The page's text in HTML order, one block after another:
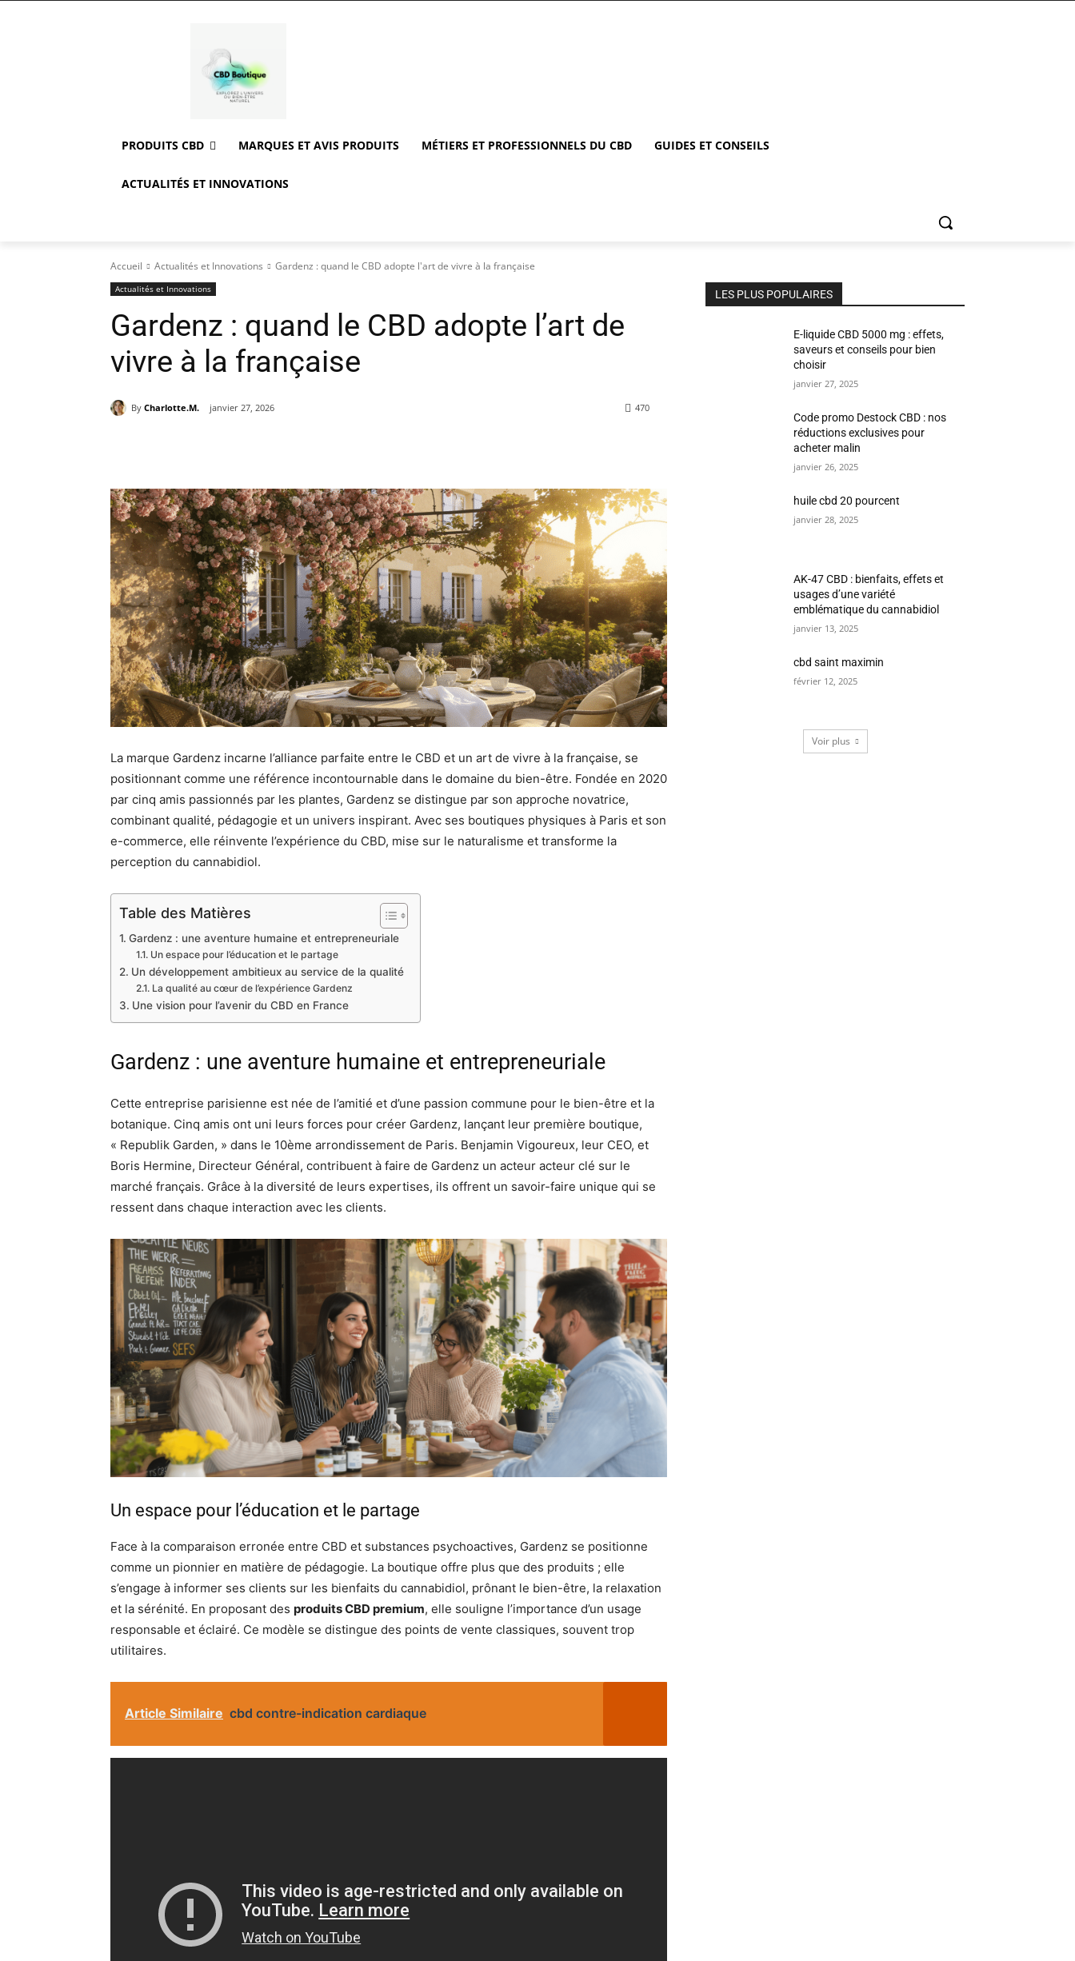
PRODUITS CBD MARQUES ET AVIS PRODUITS MÉTIERS ET PROFESSIONNELS DU CBD GUIDES ET CONSEILS
ACTUALITÉS ET INNOVATIONS
Accueil Actualités et Innovations Gardenz : quand le CBD adopte l'art de vivre à la française
Actualités et Innovations
Gardenz : quand le CBD adopte l’art de
vivre à la française
By Charlotte.M. janvier 27, 2026 470
La marque Gardenz incarne l’alliance parfaite entre le CBD et un art de vivre à la française, se
positionnant comme une référence incontournable dans le domaine du bien-être. Fondée en 2020
par cinq amis passionnés par les plantes, Gardenz se distingue par son approche novatrice,
combinant qualité, pédagogie et un univers inspirant. Avec ses boutiques physiques à Paris et son
e-commerce, elle réinvente l’expérience du CBD, mise sur le naturalisme et transforme la
perception du cannabidiol.
Table des Matières
Gardenz : une aventure humaine et entrepreneuriale
Un espace pour l’éducation et le partage
Un développement ambitieux au service de la qualité
La qualité au cœur de l’expérience Gardenz
Une vision pour l’avenir du CBD en France
Gardenz : une aventure humaine et entrepreneuriale
Cette entreprise parisienne est née de l’amitié et d’une passion commune pour le bien-être et la
botanique. Cinq amis ont uni leurs forces pour créer Gardenz, lançant leur première boutique,
« Republik Garden, » dans le 10ème arrondissement de Paris. Benjamin Vigoureux, leur CEO, et
Boris Hermine, Directeur Général, contribuent à faire de Gardenz un acteur acteur clé sur le
marché français. Grâce à la diversité de leurs expertises, ils offrent un savoir-faire unique qui se
ressent dans chaque interaction avec les clients.
Un espace pour l’éducation et le partage
Face à la comparaison erronée entre CBD et substances psychoactives, Gardenz se positionne
comme un pionnier en matière de pédagogie. La boutique offre plus que des produits ; elle
s’engage à informer ses clients sur les bienfaits du cannabidiol, prônant le bien-être, la relaxation
et la sérénité. En proposant des produits CBD premium, elle souligne l’importance d’un usage
responsable et éclairé. Ce modèle se distingue des points de vente classiques, souvent trop
utilitaires.
Article Similaire cbd contre-indication cardiaque
LES PLUS POPULAIRES
E-liquide CBD 5000 mg : effets,
saveurs et conseils pour bien
choisir
janvier 27, 2025
Code promo Destock CBD : nos
réductions exclusives pour
acheter malin
janvier 26, 2025
huile cbd 20 pourcent
janvier 28, 2025
AK-47 CBD : bienfaits, effets et
usages d’une variété
emblématique du cannabidiol
janvier 13, 2025
cbd saint maximin
février 12, 2025
Voir plus